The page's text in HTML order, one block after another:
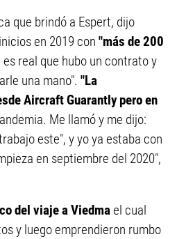
que brindó a Espert, dijo
en 2019 con "más de 200
es real que hubo un contrato y
una mano". "La
Aircraft Guarantly pero en
Me llamó y me dijo:
este", y yo ya estaba con
en septiembre del 2020",
del viaje a Viedmael cual
y luego emprendieron rumbo